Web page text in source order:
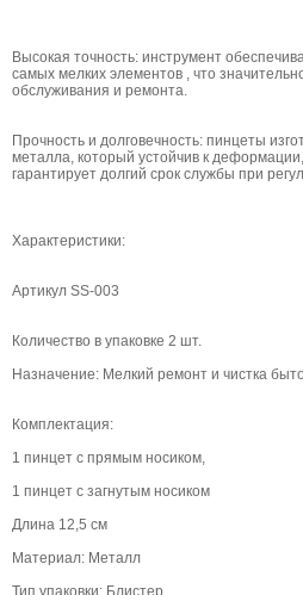
Высокая точность: инструмент
самых мелких элементов , что
обслуживания и ремонта.
Прочность и долговечность: пинцеты
металла, который устойчив к
гарантирует долгий срок службы при
Характеристики:
Артикул SS-003
Количество в упаковке 2 шт.
Назначение: Мелкий ремонт и чистка
Комплектация:
1 пинцет с прямым носиком,
1 пинцет с загнутым носиком
Длина 12,5 см
Материал: Металл
Тип упаковки: Блистер